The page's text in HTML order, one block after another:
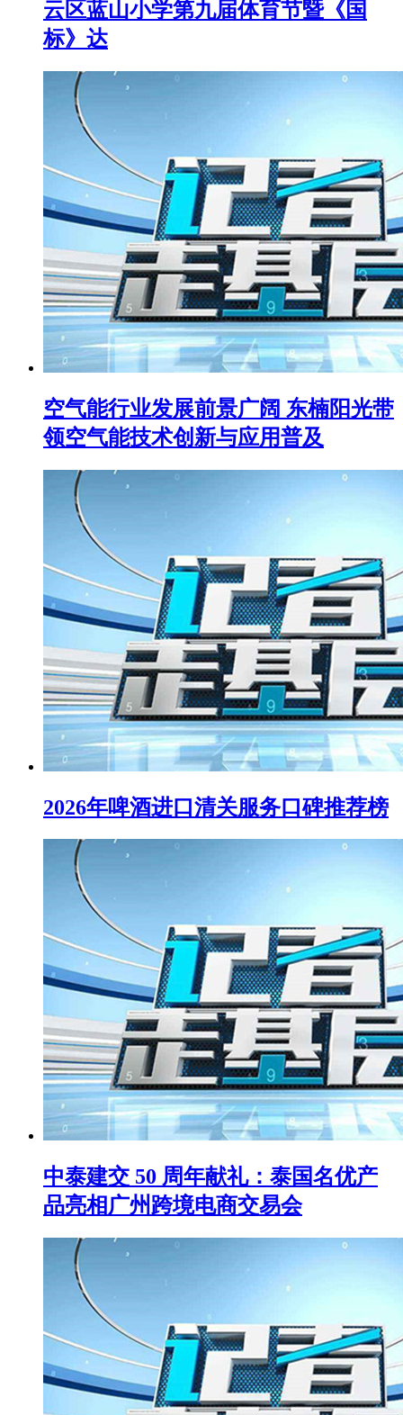
云区蓝山小学第九届体育节暨《国
标》达
空气能行业发展前景广阔 东楠阳光带
领空气能技术创新与应用普及
2026年啤酒进口清关服务口碑推荐榜
中泰建交 50 周年献礼：泰国名优产
品亮相广州跨境电商交易会